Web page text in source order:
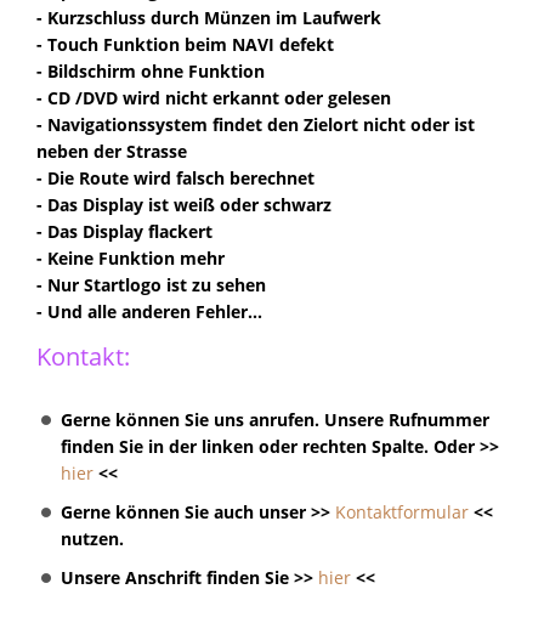
- Kurzschluss durch Münzen im Laufwerk
- Touch Funktion beim NAVI defekt
- Bildschirm ohne Funktion
- CD /DVD wird nicht erkannt oder gelesen
- Navigationssystem findet den Zielort nicht oder ist
neben der Strasse
- Die Route wird falsch berechnet
- Das Display ist weiß oder schwarz
- Das Display flackert
- Keine Funktion mehr
- Nur Startlogo ist zu sehen
- Und alle anderen Fehler...
Kontakt:
Gerne können Sie uns anrufen. Unsere Rufnummer
finden Sie in der linken oder rechten Spalte. Oder >>
hier <<
Gerne können Sie auch unser >> Kontaktformular <<
nutzen.
Unsere Anschrift finden Sie >> hier <<